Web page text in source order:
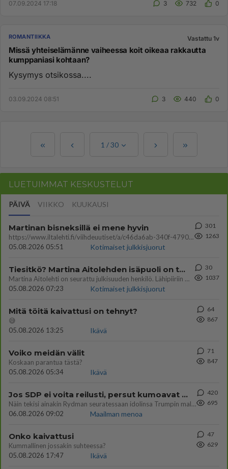
07.09.2024 17:18 3 732 0
ROMANTIIKKA Vastattu 1v
Missä yhteiselämänne vaiheessa koit oikeaa rakkautta
kumppaniasi kohtaan?
Kysymys otsikossa....
03.09.2024 08:51 3 440 0
1 /30
LUETUIMMAT KESKUSTELUT
PÄIVÄ VIIKKO KUUKAUSI
Martinan bisneksillä ei mene hyvin
https://www.iltalehti.fi/viihdeuutiset/a/c46da6ab-340f-4790-aaa7-0865eed2336 Yrityksen konkurssihakemus on tullut kärä
05.08.2026 05:51
Kotimaiset julkkisjuorut
301
1263
Tiesitkö? Martina Aitolehden isäpuoli on tämä suosittu laulaja
Martina Aitolehti on seurattu julkisuuden henkilö. Lähipiiriin mahtuu muitakin tunnettuja henkilöitä. Tiesitkö, että Ma
05.08.2026 07:23
Kotimaiset julkkisjuorut
30
1037
Mitä töitä kaivattusi on tehnyt?
😅
05.08.2026 13:25
Ikävä
64
867
Voiko meidän välit
Koskaan parantua tästä?
05.08.2026 05:34
Ikävä
71
847
Jos SDP ei voita reilusti, persut kumoavat demokratian Suomesta
Näin tekisi ainakin Rydman seuratessaan idolinsa Trumpin mallia https://www.is.fi/politiikka/art-2000012187244.html
06.08.2026 09:02
Maailman menoa
420
695
Onko kaivattusi
Kummallinen jossakin suhteessa?
05.08.2026 17:47
Ikävä
47
629